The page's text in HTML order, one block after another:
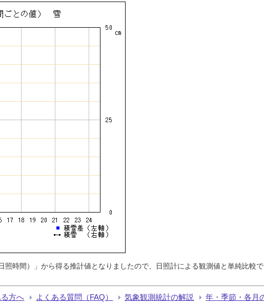
時間）」から得る推計値となりましたので、日照計による観測値と単純比較で
方へ よくある質問（FAQ） 気象観測統計の解説 年・季節・各月